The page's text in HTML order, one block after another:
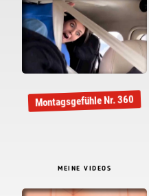
Montagsgefühle Nr. 360
MEINE VIDEOS